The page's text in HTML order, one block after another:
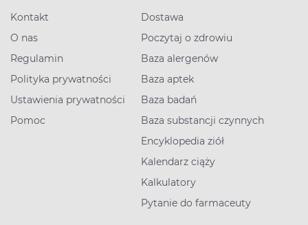
Kontakt
O nas
Regulamin
Polityka prywatności
Ustawienia prywatności
Pomoc
Dostawa
Poczytaj o zdrowiu
Baza alergenów
Baza aptek
Baza badań
Baza substancji czynnych
Encyklopedia ziół
Kalendarz ciąży
Kalkulatory
Pytanie do farmaceuty